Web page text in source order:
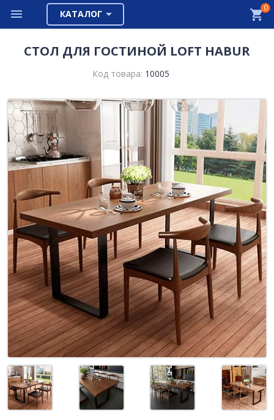
КАТАЛОГ
0
СТОЛ ДЛЯ ГОСТИНОЙ LOFT HABUR
Код товара: 10005